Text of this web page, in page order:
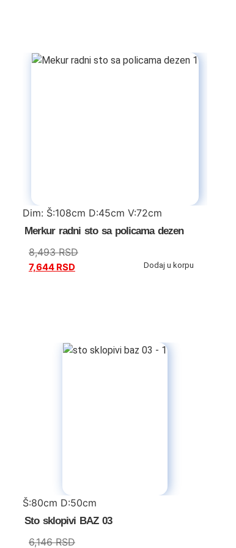
Dim: Š:108cm D:45cm V:72cm
Merkur radni sto sa policama dezen
8,493RSD
7,644 RSD Dodaj u korpu
Š:80cm D:50cm
Sto sklopivi BAZ 03
6,146RSD